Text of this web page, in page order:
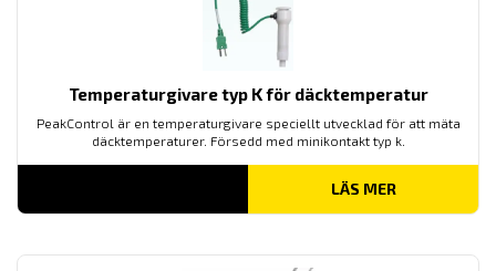
Temperaturgivare typ K för däcktemperatur
PeakControl är en temperaturgivare speciellt utvecklad för att mäta
däcktemperaturer. Försedd med minikontakt typ k.
LÄS MER